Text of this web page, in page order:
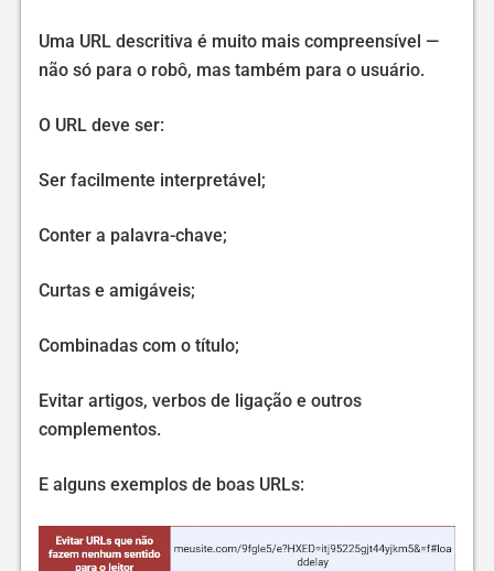
Uma URL descritiva é muito mais compreensível —
não só para o robô, mas também para o usuário.
O URL deve ser:
Ser facilmente interpretável;
Conter a palavra-chave;
Curtas e amigáveis;
Combinadas com o título;
Evitar artigos, verbos de ligação e outros
complementos.
E alguns exemplos de boas URLs: